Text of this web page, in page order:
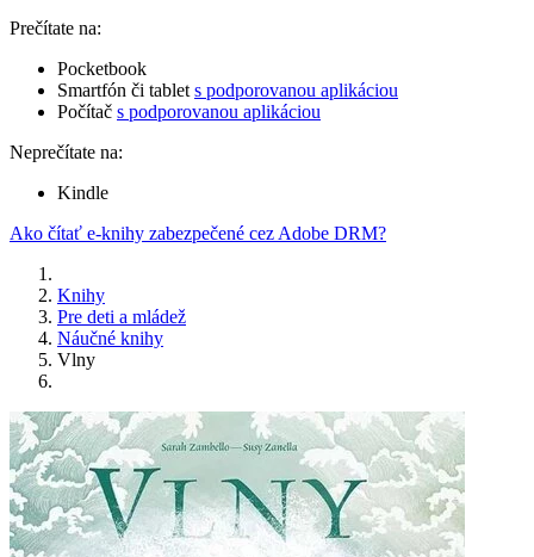
Prečítate na:
Pocketbook
Smartfón či tablet s podporovanou aplikáciou
Počítač s podporovanou aplikáciou
Neprečítate na:
Kindle
Ako čítať e-knihy zabezpečené cez Adobe DRM?
Knihy
Pre deti a mládež
Náučné knihy
Vlny